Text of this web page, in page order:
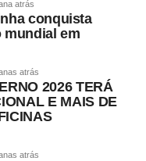
atrás
conquista
mundial em
atrás
2026 TERÁ
E MAIS DE
atrás